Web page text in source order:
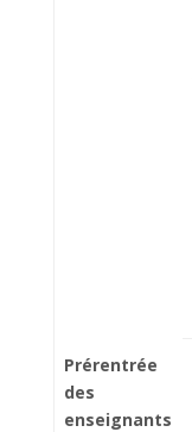
Prérentrée
des
enseignants